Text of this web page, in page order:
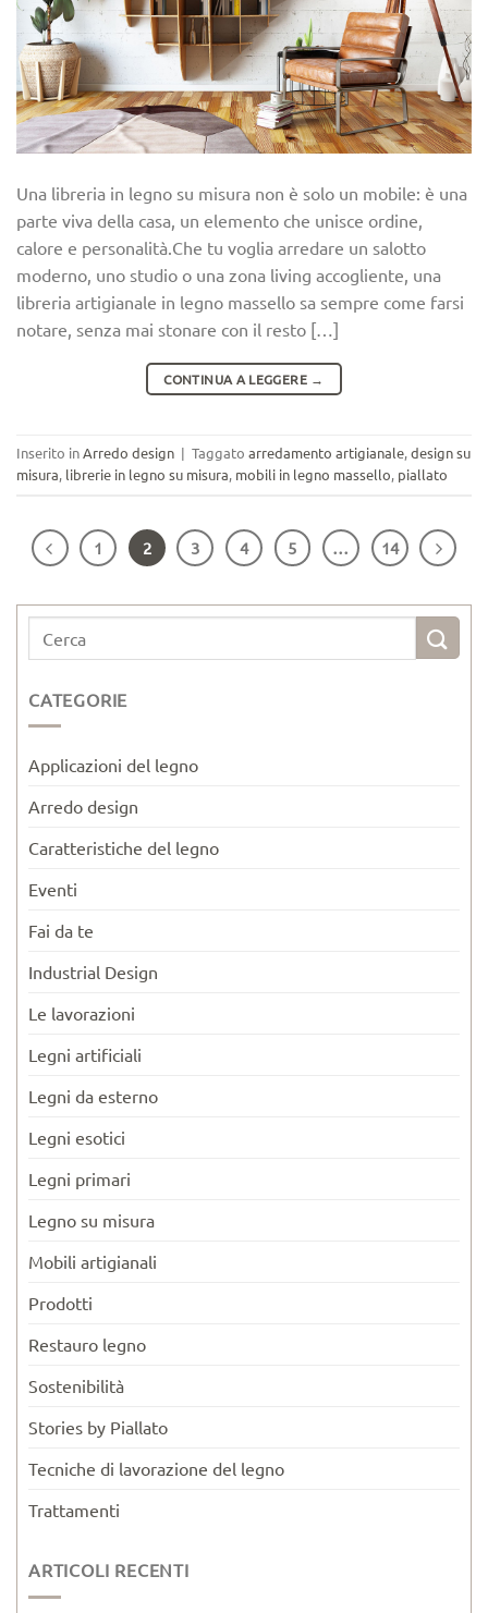
Una libreria in legno su misura non è solo un mobile: è una
parte viva della casa, un elemento che unisce ordine,
calore e personalità.Che tu voglia arredare un salotto
moderno, uno studio o una zona living accogliente, una
libreria artigianale in legno massello sa sempre come farsi
notare, senza mai stonare con il resto […]
CONTINUA A LEGGERE →
Inserito inArredo design | Taggato arredamento artigianale,design su
misura, librerie in legno su misura, mobili in legno massello, piallato
1 2 3 4 5 … 14
CATEGORIE
Applicazioni del legno
Arredo design
Caratteristiche del legno
Eventi
Fai da te
Industrial Design
Le lavorazioni
Legni artificiali
Legni da esterno
Legni esotici
Legni primari
Legno su misura
Mobili artigianali
Prodotti
Restauro legno
Sostenibilità
Stories by Piallato
Tecniche di lavorazione del legno
Trattamenti
ARTICOLI RECENTI